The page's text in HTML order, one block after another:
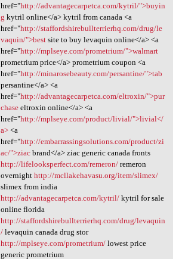
href="http://advantagecarpetca.com/kytril/">buyin
g kytril online</a> kytril from canada <a
href="http://staffordshirebullterrierhq.com/drug/le
vaquin/">bestsite to buy levaquin online</a> <a
href="http://mplseye.com/prometrium/">walmart
prometrium price</a> prometrium coupon <a
href="http://minarosebeauty.com/persantine/">tab
persantine</a> <a
href="http://advantagecarpetca.com/eltroxin/">pur
chaseeltroxin online</a> <a
href="http://mplseye.com/product/livial/">livial</
a><a
href="http://embarrassingsolutions.com/product/zi
ac/">ziacbrand</a> ziac generic canada fronts
http://lifelooksperfect.com/remeron/remeron
overnight http://mcllakehavasu.org/item/slimex/
slimex from india
http://advantagecarpetca.com/kytril/kytril for sale
online florida
http://staffordshirebullterrierhq.com/drug/levaquin
/levaquin canada drug stor
http://mplseye.com/prometrium/lowest price
generic prometrium